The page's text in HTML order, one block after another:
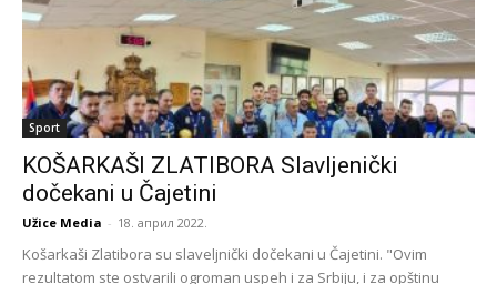
Sport
KOŠARKAŠI ZLATIBORA Slavljenički
dočekani u Čajetini
Užice Media - 18. април 2022.
Košarkaši Zlatibora su slaveljnički dočekani u Čajetini. "Ovim
rezultatom ste ostvarili ogroman uspeh i za Srbiju, i za opštinu